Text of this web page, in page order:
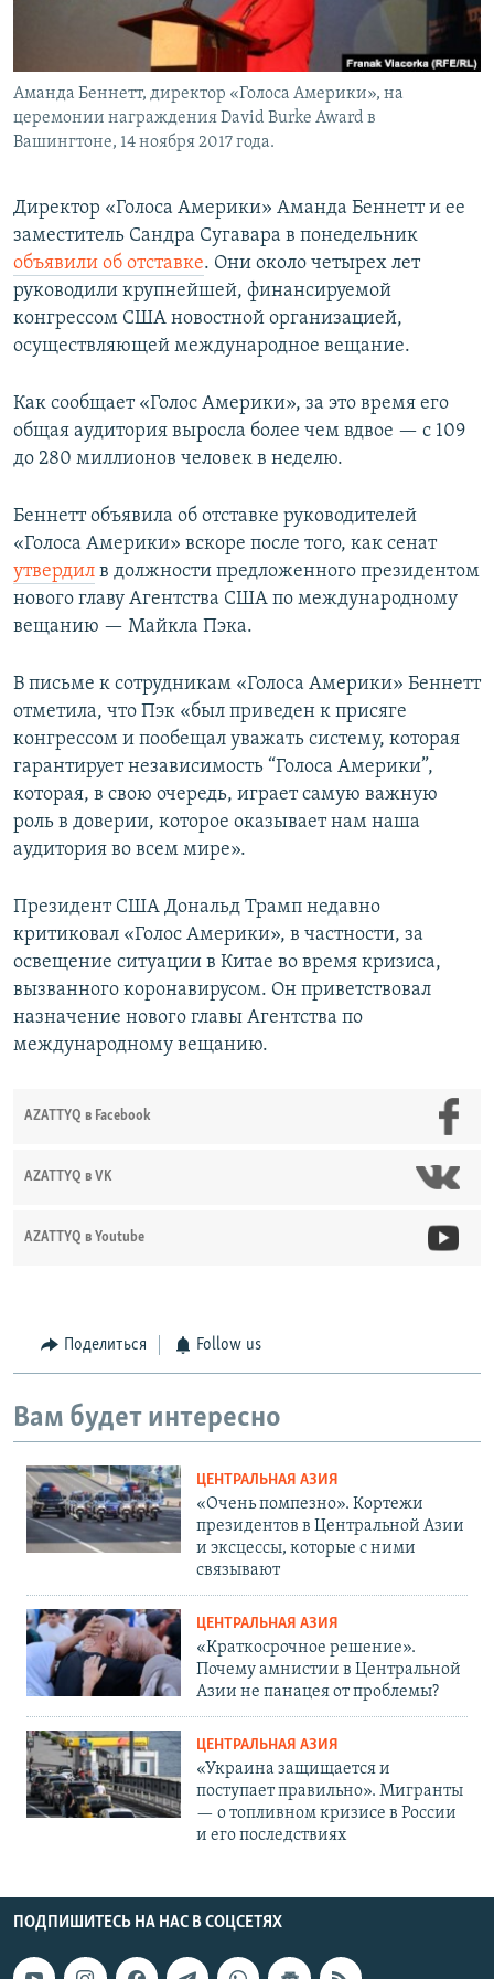
Аманда Беннетт, директор «Голоса Америки», на
церемонии награждения David Burke Award в
Вашингтоне, 14 ноября 2017 года.
Директор «Голоса Америки» Аманда Беннетт и ее
заместитель Сандра Сугавара в понедельник
объявили об отставке. Они около четырех лет
руководили крупнейшей, финансируемой
конгрессом США новостной организацией,
осуществляющей международное вещание.
Как сообщает «Голос Америки», за это время его
общая аудитория выросла более чем вдвое — с 109
до 280 миллионов человек в неделю.
Беннетт объявила об отставке руководителей
«Голоса Америки» вскоре после того, как сенат
утвердил в должности предложенного президентом
нового главу Агентства США по международному
вещанию — Майкла Пэка.
В письме к сотрудникам «Голоса Америки» Беннетт
отметила, что Пэк «был приведен к присяге
конгрессом и пообещал уважать систему, которая
гарантирует независимость “Голоса Америки”,
которая, в свою очередь, играет самую важную
роль в доверии, которое оказывает нам наша
аудитория во всем мире».
Президент США Дональд Трамп недавно
критиковал «Голос Америки», в частности, за
освещение ситуации в Китае во время кризиса,
вызванного коронавирусом. Он приветствовал
назначение нового главы Агентства по
международному вещанию.
AZATTYQ в Facebook
AZATTYQ в VK
AZATTYQ в Youtube
Поделиться Follow us
Вам будет интересно
ЦЕНТРАЛЬНАЯ АЗИЯ
«Очень помпезно». Кортежи
президентов в Центральной Азии
и эксцессы, которые с ними
связывают
ЦЕНТРАЛЬНАЯ АЗИЯ
«Краткосрочное решение».
Почему амнистии в Центральной
Азии не панацея от проблемы?
ЦЕНТРАЛЬНАЯ АЗИЯ
«Украина защищается и
поступает правильно». Мигранты
— о топливном кризисе в России
и его последствиях
ПОДПИШИТЕСЬ НА НАС В СОЦСЕТЯХ